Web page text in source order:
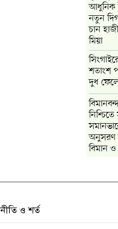
আধুনিক
নতুন
চান
মিয়া
শতাংশ
দুধ
অনুসরণ
বিমান ও
নীতি ও শর্ত